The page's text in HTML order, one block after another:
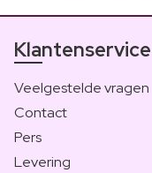
Klantenservice
Veelgestelde vragen
Contact
Pers
Levering